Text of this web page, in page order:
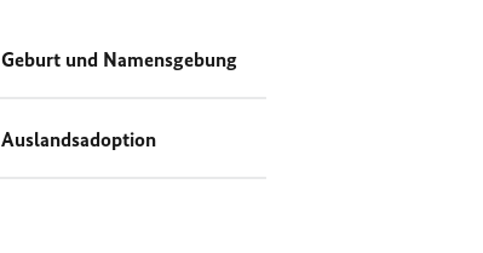
Geburt und Namensgebung
Auslandsadoption